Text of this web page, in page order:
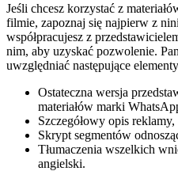
Jeśli chcesz korzystać z
filmie, zapoznaj się najpierw z
współpracujesz z
nim, aby uzyskać pozwolenie.
uwzględniać następujące
Ostateczna wersja
materiałów marki
Szczegółowy opis
Skrypt segmentów
Tłumaczenia wszelkich
angielski.